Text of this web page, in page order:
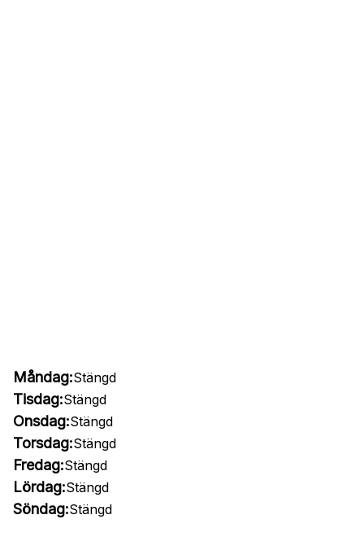
Måndag:Stängd
Tisdag:Stängd
Onsdag:Stängd
Torsdag:Stängd
Fredag:Stängd
Lördag:Stängd
Söndag:Stängd